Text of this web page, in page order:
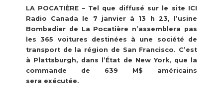
LA POCATIÈRE – Tel que diffusé sur le site ICI
Radio Canada le 7 janvier à 13 h 23, l’usine
Bombadier de La Pocatière n’assemblera pas
les 365 voitures destinées à une société de
transport de la région de San Francisco. C’est
à Plattsburgh, dans l’État de New York, que la
commande de 639 M$ américains
sera exécutée.